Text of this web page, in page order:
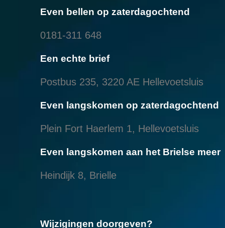
Even bellen op zaterdagochtend
0181-311 648
Een echte brief
Postbus 235, 3220 AE Hellevoetsluis
Even langskomen op zaterdagochtend
Plein Fort Haerlem 1, Hellevoetsluis
Even langskomen aan het Brielse meer
Heindijk 8, Brielle
Wijzigingen doorgeven?